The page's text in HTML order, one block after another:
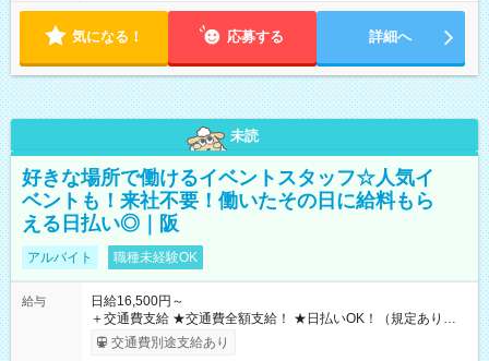
気になる！ 応募する 詳細へ
未読
好きな場所で働けるイベントスタッフ☆人気イ
ベントも！来社不要！働いたその日に給料もら
える日払い◎｜阪
アルバイト 職種未経験OK
給与
日給16,500円～
＋交通費支給 ★交通費全額支給！ ★日払いOK！（規定あり） ┗
働いたその日に現金GET♪ お仕事後はコンビニATMから 日払
交通費別途支給あり